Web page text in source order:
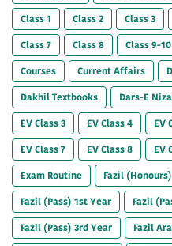
Class 1
Class 2 Class 3
Class 7
Class 8 Class 9-10
Courses
Current Affairs
Dakhil Textbooks
Dars-E
EV Class 3
EV Class 4 EV
EV Class 7
EV Class 8 EV
Exam Routine
Fazil (Honours)
Fazil (Pass) 1st Year
Fazil
Fazil (Pass) 3rd Year
Fazil